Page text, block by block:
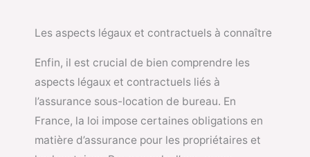
Les aspects légaux et contractuels à connaître
Enfin, il est crucial de bien comprendre les
aspects légaux et contractuels liés à
l’assurance sous-location de bureau. En
France, la loi impose certaines obligations en
matière d’assurance pour les propriétaires et